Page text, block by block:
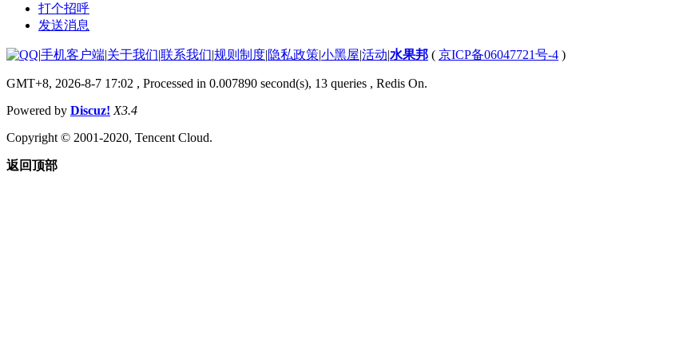
打个招呼
发送消息
|手机客户端|关于我们|联系我们|规则制度|隐私政策|小黑屋|活动|水果邦 ( 京ICP备06047721号-4 )
GMT+8, 2026-8-7 17:02 , Processed in 0.007890 second(s), 13 queries , Redis On.
Powered by Discuz! X3.4
Copyright © 2001-2020, Tencent Cloud.
返回顶部